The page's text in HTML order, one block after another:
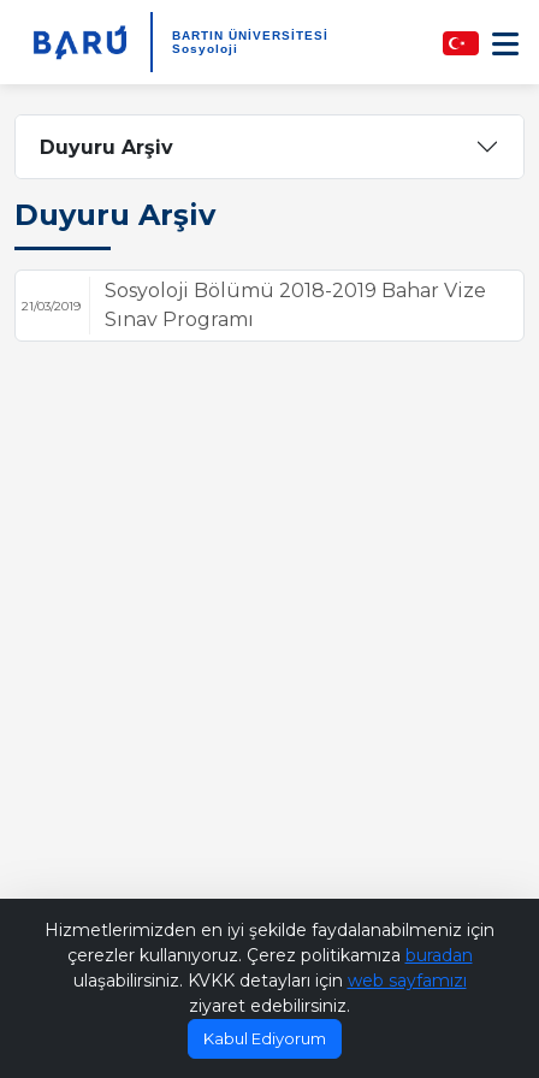
BARTIN ÜNİVERSİTESİ
Sosyoloji
Duyuru Arşiv
Duyuru Arşiv
21/03/2019
Sosyoloji Bölümü 2018-2019 Bahar Vize
Sınav Programı
Hizmetlerimizden en iyi şekilde faydalanabilmeniz için
çerezler kullanıyoruz. Çerez politikamıza buradan
ulaşabilirsiniz. KVKK detayları için web sayfamızı
ziyaret edebilirsiniz.
Kabul Ediyorum
Bana Soru Sor | Ask Me